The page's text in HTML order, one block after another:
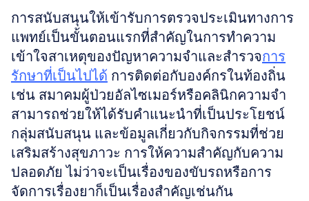
การสนับสนุนให้เข้ารับการตรวจประเมินทางการ
แพทย์เป็นขั้นตอนแรกที่สำคัญในการทำความ
เข้าใจสาเหตุของปัญหาความจำและสำรวจการ
รักษาที่เป็นไปได้ การติดต่อกับองค์กรในท้องถิ่น
เช่น สมาคมผู้ป่วยอัลไซเมอร์หรือคลินิกความจำ
สามารถช่วยให้ได้รับคำแนะนำที่เป็นประโยชน์
กลุ่มสนับสนุน และข้อมูลเกี่ยวกับกิจกรรมที่ช่วย
เสริมสร้างสุขภาวะ การให้ความสำคัญกับความ
ปลอดภัย ไม่ว่าจะเป็นเรื่องของขับรถหรือการ
จัดการเรื่องยาก็เป็นเรื่องสำคัญเช่นกัน